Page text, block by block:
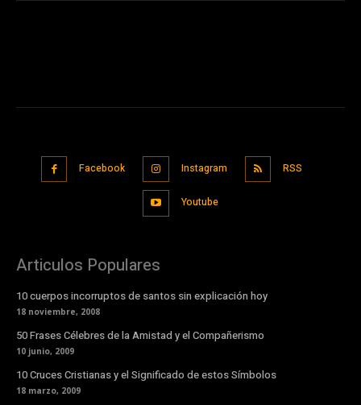
Facebook Instagram RSS
Youtube
Articulos Populares
10 cuerpos incorruptos de santos sin explicación hoy
18 noviembre, 2008
50 Frases Célebres de la Amistad y el Compañerismo
10 junio, 2009
10 Cruces Cristianas y el Significado de estos Símbolos
18 marzo, 2009